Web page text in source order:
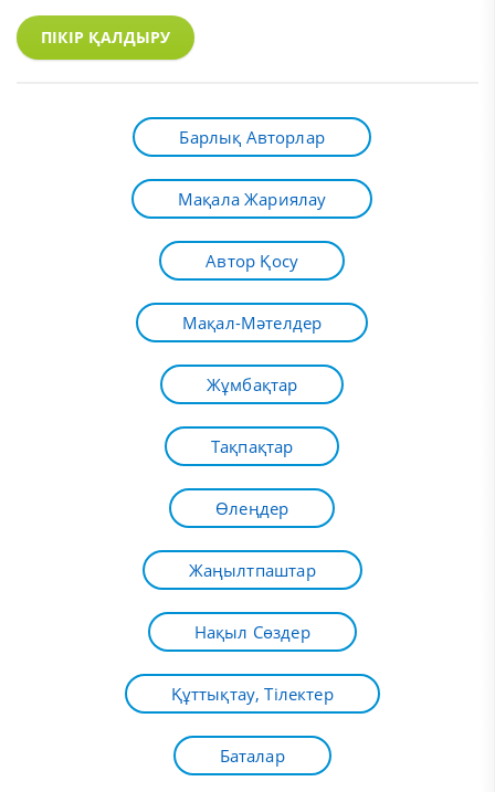
ПІКІР ҚАЛДЫРУ
Барлық Авторлар
Мақала Жариялау
Автор Қосу
Мақал-Мәтелдер
Жұмбақтар
Тақпақтар
Өлеңдер
Жаңылтпаштар
Нақыл Сөздер
Құттықтау, Тілектер
Баталар